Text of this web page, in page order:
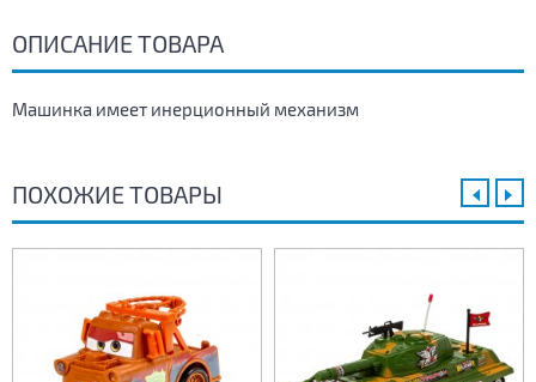
ОПИСАНИЕ ТОВАРА
Машинка имеет инерционный механизм
ПОХОЖИЕ ТОВАРЫ